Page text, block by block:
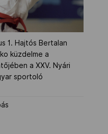
1. Hajtós Bertalan
küzdelme a
a XXV. Nyári
sportoló